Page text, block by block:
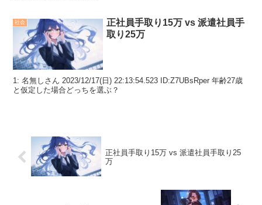
社会
正社員手取り15万 vs 派遣社員手
取り25万
1: 名無しさん 2023/12/17(日) 22:13:54.523 ID:Z7UBsRper 年齢27歳
と仮定した場合どっちを選ぶ？
正社員手取り15万 vs 派遣社員手取り25
万